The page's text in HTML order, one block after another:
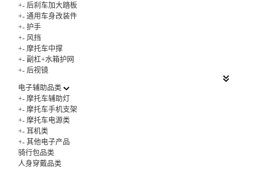
+- 后刹车加大踏板
+- 通用车身改装件
+- 护手
+- 风挡
+- 摩托车中撑
+- 副杠+水箱护网
+- 后视镜
电子辅助品类
+- 摩托车辅助灯
+- 摩托车手机支架
+- 摩托车电源类
+- 耳机类
+- 其他电子产品
骑行包品类
人身穿戴品类